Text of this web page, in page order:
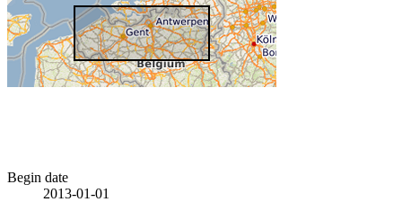
Begin date
2013-01-01